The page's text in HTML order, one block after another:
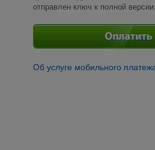
отправлен ключ к полной
Об услуге мобильного